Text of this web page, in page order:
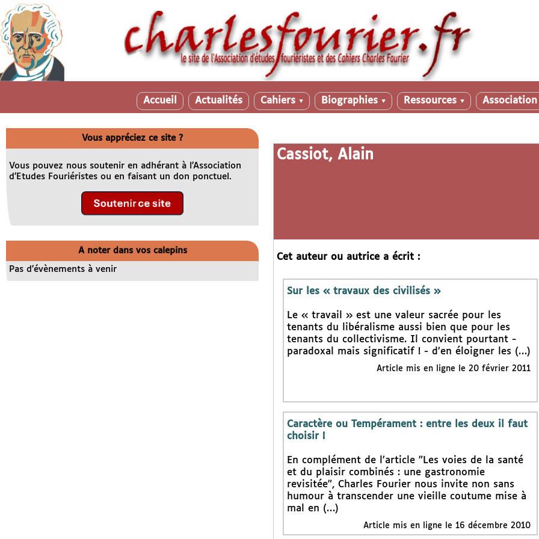
Accueil Actualités Cahiers ▼ Biographies ▼ Ressources ▼
Cassiot, Alain
Cet auteur ou autrice a écrit :
Sur les « travaux des civilisés »
Le « travail » est une valeur sacrée pour les
tenants du libéralisme aussi bien que pour les
tenants du collectivisme. Il convient pourtant -
paradoxal mais significatif ! - d’en éloigner les (…)
Article mis en ligne le 20 février 2011
Caractère ou Tempérament : entre les deux il faut
choisir !
En complément de l’article "Les voies de la santé
et du plaisir combinés : une gastronomie
revisitée", Charles Fourier nous invite non sans
humour à transcender une vieille coutume mise à
mal en (…)
Article mis en ligne le 16 décembre 2010
Vous appréciez ce site ?
Vous pouvez nous soutenir en adhérant à l’Association
d’Etudes Fouriéristes ou en faisant un don ponctuel.
A noter dans vos calepins
Pas d’évènements à venir